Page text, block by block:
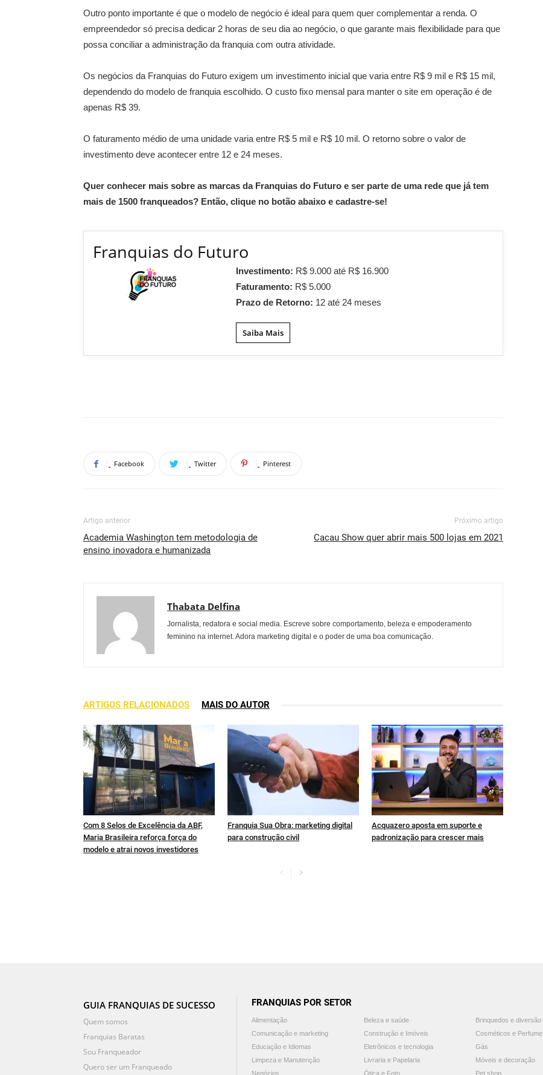
Outro ponto importante é que o modelo de negócio é ideal para quem quer complementar a renda. O
empreendedor só precisa dedicar 2 horas de seu dia ao negócio, o que garante mais flexibilidade para que
possa conciliar a administração da franquia com outra atividade.
Os negócios da Franquias do Futuro exigem um investimento inicial que varia entre R$ 9 mil e R$ 15 mil,
dependendo do modelo de franquia escolhido. O custo fixo mensal para manter o site em operação é de
apenas R$ 39.
O faturamento médio de uma unidade varia entre R$ 5 mil e R$ 10 mil. O retorno sobre o valor de
investimento deve acontecer entre 12 e 24 meses.
Quer conhecer mais sobre as marcas da Franquias do Futuro e ser parte de uma rede que já tem
mais de 1500 franqueados? Então, clique no botão abaixo e cadastre-se!
Franquias do Futuro
Investimento: R$ 9.000 até R$ 16.900
Faturamento: R$ 5.000
Prazo de Retorno: 12 até 24 meses
Saiba Mais
Facebook Twitter Pinterest
Artigo anterior
Academia Washington tem metodologia de
ensino inovadora e humanizada
Próximo artigo
Cacau Show quer abrir mais 500 lojas em 2021
Thabata Delfina
Jornalista, redatora e social media. Escreve sobre comportamento, beleza e empoderamento
feminino na internet. Adora marketing digital e o poder de uma boa comunicação.
ARTIGOS RELACIONADOS MAIS DO AUTOR
Com 8 Selos de Excelência da ABF,
Maria Brasileira reforça força do
modelo e atrai novos investidores
Franquia Sua Obra: marketing digital
para construção civil
Acquazero aposta em suporte e
padronização para crescer mais
GUIA FRANQUIAS DE SUCESSO
Quem somos
Franquias Baratas
Sou Franqueador
Quero ser um Franqueado
FRANQUIAS POR SETOR
Alimentação Beleza e saúde
Brinquedos e diversão
Comunicação e marketing
Construção e Imóveis
Cosméticos e Perfume
Educação e Idiomas
Eletrônicos e tecnologia
Gás
Limpeza e Manutenção
Livraria e Papelaria
Móveis e decoração
Negócios
Ótica e Foto Pet shop